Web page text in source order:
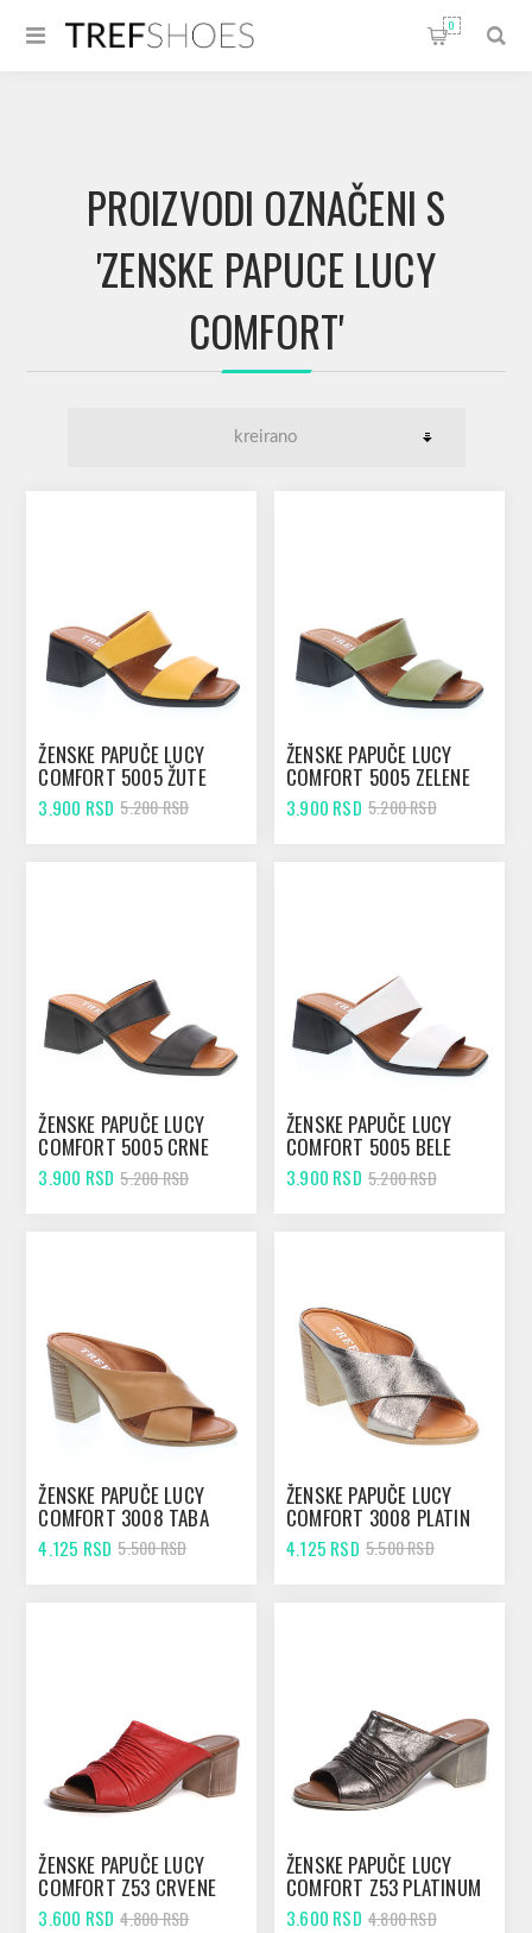
0
PROIZVODI OZNAČENI S
'ZENSKE PAPUCE LUCY
COMFORT'
ŽENSKE PAPUČE LUCY
COMFORT 5005 ŽUTE
3.900 RSD 5.200 RSD
ŽENSKE PAPUČE LUCY
COMFORT 5005 ZELENE
3.900 RSD 5.200 RSD
ŽENSKE PAPUČE LUCY
COMFORT 5005 CRNE
3.900 RSD 5.200 RSD
ŽENSKE PAPUČE LUCY
COMFORT 5005 BELE
3.900 RSD 5.200 RSD
ŽENSKE PAPUČE LUCY
COMFORT 3008 TABA
4.125 RSD 5.500 RSD
ŽENSKE PAPUČE LUCY
COMFORT 3008 PLATIN
4.125 RSD 5.500 RSD
ŽENSKE PAPUČE LUCY
COMFORT Z53 CRVENE
3.600 RSD 4.800 RSD
ŽENSKE PAPUČE LUCY
COMFORT Z53 PLATINUM
3.600 RSD 4.800 RSD